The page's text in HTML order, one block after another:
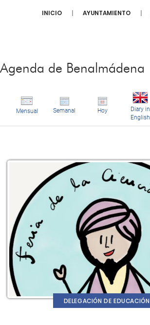
INICIO AYUNTAMIENTO
Agenda de Benalmádena
Mensual Semanal Hoy
Diary in
English
DELEGACIÓN DE EDUCACIÓN